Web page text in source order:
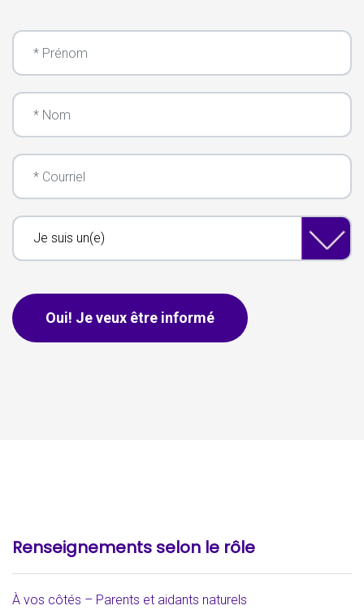
Prénom
Nom
Courriel
Je suis un(e)
Oui! Je veux être informé
Renseignements selon le rôle
À vos côtés – Parents et aidants naturels